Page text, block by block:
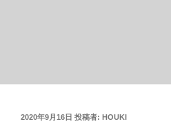
投
2020年9月16日 投稿者: HOUKI